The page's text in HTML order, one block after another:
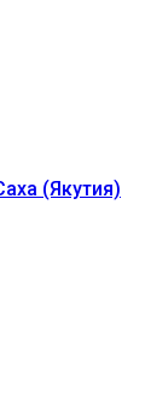
(Якутия)